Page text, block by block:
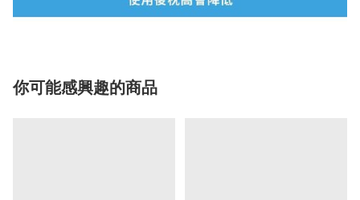
你可能感興趣的商品